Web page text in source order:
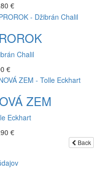
€
Chalil
€
ZEM
Eckhart
€
Back